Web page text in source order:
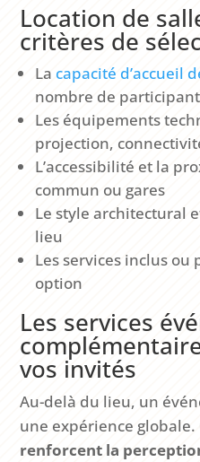
Location de
critères de
La capacité d’accueil
nombre de
Les équipements
projection,
L’accessibilité et la
commun ou gares
Le style architectural
lieu
Les services inclus
option
Les services
vos invités
Au-delà du lieu, un
une expérience globale.
renforcent la